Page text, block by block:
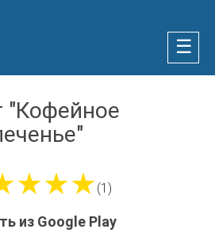
☰
"Кофейное
(1)
из Google Play